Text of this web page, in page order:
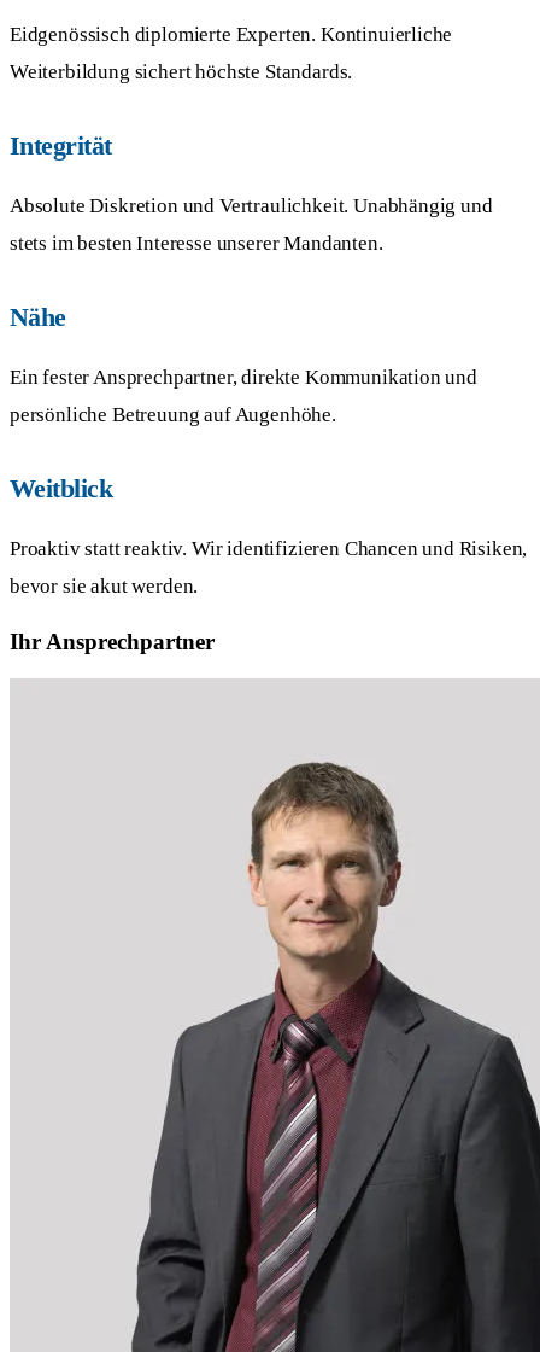
Eidgenössisch diplomierte Experten. Kontinuierliche
Weiterbildung sichert höchste Standards.
Integrität
Absolute Diskretion und Vertraulichkeit. Unabhängig und
stets im besten Interesse unserer Mandanten.
Nähe
Ein fester Ansprechpartner, direkte Kommunikation und
persönliche Betreuung auf Augenhöhe.
Weitblick
Proaktiv statt reaktiv. Wir identifizieren Chancen und Risiken,
bevor sie akut werden.
Ihr Ansprechpartner